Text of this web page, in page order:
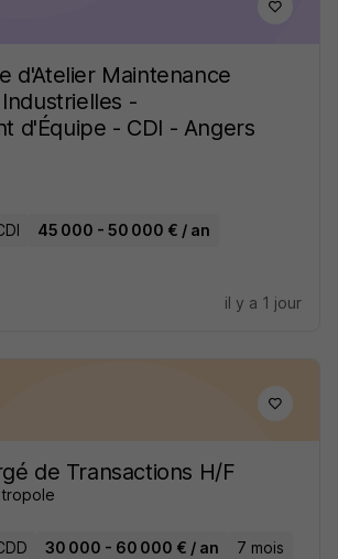
d'Atelier Maintenance
-
d'Équipe - CDI - Angers
45 000 - 50 000 € / an
il y a 1 jour
de Transactions H/F
30 000 - 60 000 € / an 7 mois